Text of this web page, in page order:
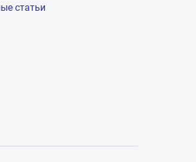
статьи